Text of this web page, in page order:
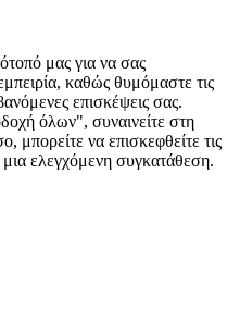
μας για να σας
καθώς θυμόμαστε τις
επισκέψεις σας.
όλων", συναινείτε στη
να επισκεφθείτε τις
ελεγχόμενη συγκατάθεση.